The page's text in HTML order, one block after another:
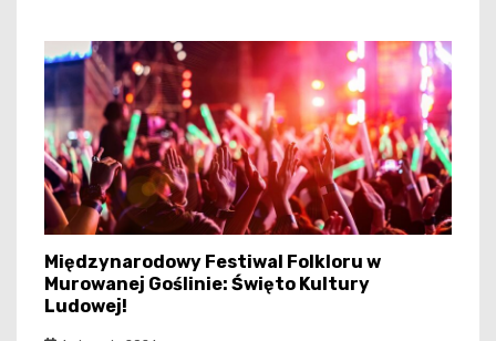
Międzynarodowy Festiwal Folkloru w
Murowanej Goślinie: Święto Kultury
Ludowej!